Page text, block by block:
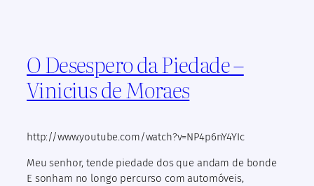
O Desespero da Piedade –
Vinicius de Moraes
http://www.youtube.com/watch?v=NP4p6nY4YIc
Meu senhor, tende piedade dos que andam de bonde
E sonham no longo percurso com automóveis,